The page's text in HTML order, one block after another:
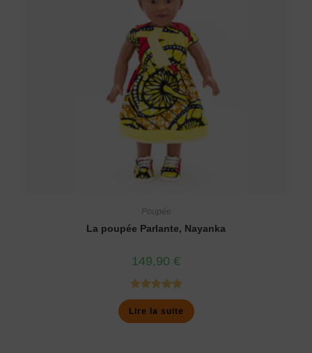
Poupée
La poupée Parlante, Nayanka
149,90 €
Note5.00
sur 5
Lire la suite